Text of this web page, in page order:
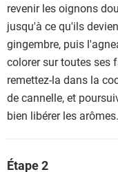
revenir les oignons
jusqu'à ce qu'ils
gingembre, puis
colorer sur toutes ses
remettez-la dans la
de cannelle, et
bien libérer les arômes.
Étape 2